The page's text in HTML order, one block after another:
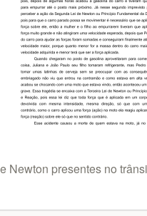
Newton presentes no